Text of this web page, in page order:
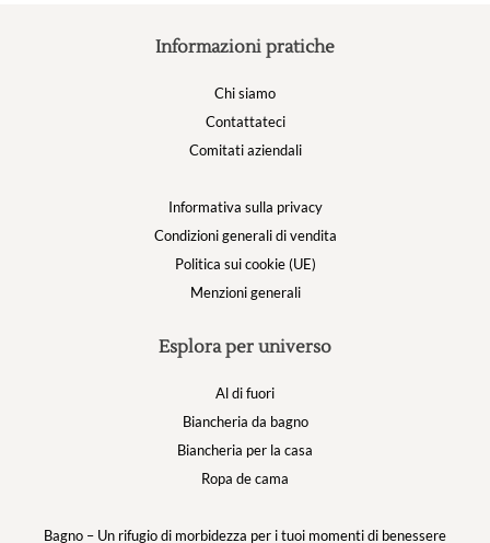
Informazioni pratiche
Chi siamo
Contattateci
Comitati aziendali
Informativa sulla privacy
Condizioni generali di vendita
Politica sui cookie (UE)
Menzioni generali
Esplora per universo
Al di fuori
Biancheria da bagno
Biancheria per la casa
Ropa de cama
Bagno – Un rifugio di morbidezza per i tuoi momenti di benessere